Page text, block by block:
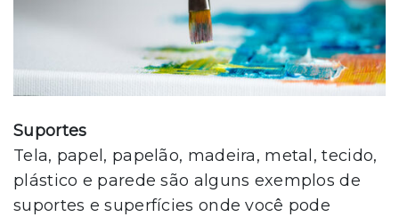
Suportes
Tela, papel, papelão, madeira, metal, tecido,
plástico e parede são alguns exemplos de
suportes e superfícies onde você pode